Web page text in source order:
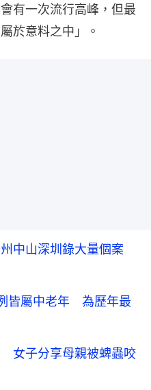
有一次流行高峰，但最
於意料之中」。
中山深圳錄大量個案
皆屬中老年 為歷年最
女子分享母親被蜱蟲咬